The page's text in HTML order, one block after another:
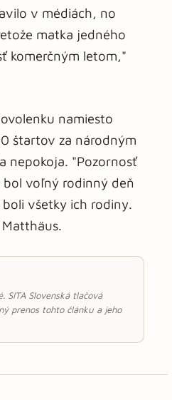
v médiách, no
matka jedného
komerčným letom,"
namiesto
štartov za národným
nepokoja. "Pozornosť
voľný rodinný deň
všetky ich rodiny.
SITA Slovenská tlačová
prenos tohto článku a jeho